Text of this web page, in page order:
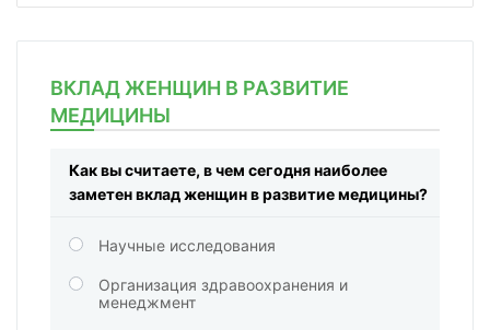
ВКЛАД ЖЕНЩИН В РАЗВИТИЕ
МЕДИЦИНЫ
Как вы считаете, в чем сегодня наиболее
заметен вклад женщин в развитие медицины?
Научные исследования
Организация здравоохранения и
менеджмент